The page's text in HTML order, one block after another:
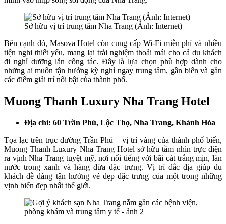
Sở hữu vị trí trung tâm Nha Trang (Ảnh: Internet)
Bên cạnh đó, Masova Hotel còn cung cấp Wi-Fi miễn phí và nhiều
tiện nghi thiết yếu, mang lại trải nghiệm thoải mái cho cả du khách
đi nghỉ dưỡng lẫn công tác. Đây là lựa chọn phù hợp dành cho
những ai muốn tận hưởng kỳ nghỉ ngay trung tâm, gần biển và gần
các điểm giải trí nổi bật của thành phố.
Muong Thanh Luxury Nha Trang Hotel
Địa chỉ: 60 Trần Phú, Lộc Thọ, Nha Trang, Khánh Hòa
Tọa lạc trên trục đường Trần Phú – vị trí vàng của thành phố biển,
Muong Thanh Luxury Nha Trang Hotel sở hữu tầm nhìn trực diện
ra vịnh Nha Trang tuyệt mỹ, nơi nổi tiếng với bãi cát trắng mịn, làn
nước trong xanh và hàng dừa đặc trưng. Vị trí đắc địa giúp du
khách dễ dàng tận hưởng vẻ đẹp đặc trưng của một trong những
vịnh biển đẹp nhất thế giới.